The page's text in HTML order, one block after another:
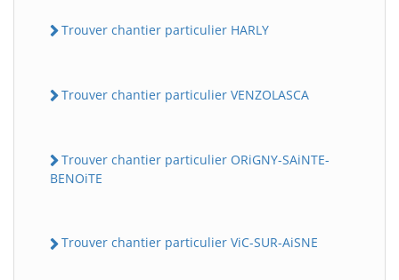
Trouver chantier particulier HARLY
Trouver chantier particulier VENZOLASCA
Trouver chantier particulier ORiGNY-SAiNTE-
BENOiTE
Trouver chantier particulier ViC-SUR-AiSNE